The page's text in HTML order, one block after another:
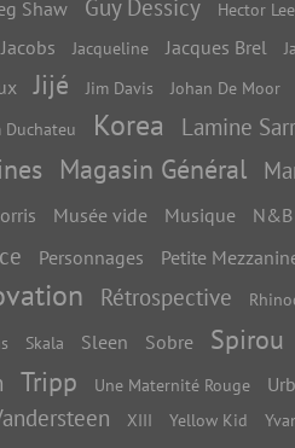
Shaw Guy Dessicy Hector
Jacobs Jacqueline Jacques Brel
Jijé Jim Davis Johan De Moor
Duchateu Korea Lamine Sarr
Magasin Général
Musée vide Musique N&B
Personnages Petite
Rétrospective
Skala Sleen Sobre Spirou
Tripp Une Maternité Rouge
XIII Yellow Kid